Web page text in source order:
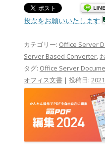
投票をお願いいたします
カテゴリー: Office Server
Server Based Converter,
タグ: Office Server
オフィス文書 | 投稿日: